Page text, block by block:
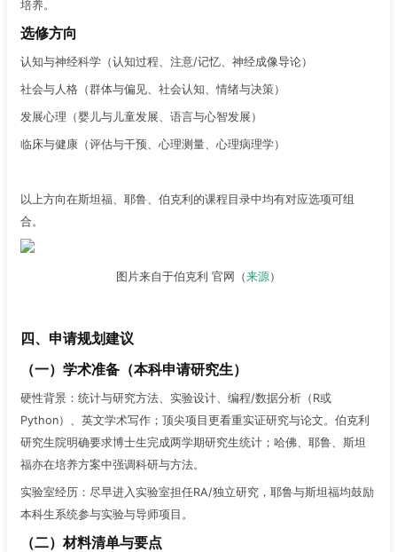
培养。
选修方向
认知与神经科学（认知过程、注意/记忆、神经成像导论）
社会与人格（群体与偏见、社会认知、情绪与决策）
发展心理（婴儿与儿童发展、语言与心智发展）
临床与健康（评估与干预、心理测量、心理病理学）
以上方向在斯坦福、耶鲁、伯克利的课程目录中均有对应选项可组
合。
图片来自于伯克利 官网（来源）
四、申请规划建议
（一）学术准备（本科申请研究生）
硬性背景：统计与研究方法、实验设计、编程/数据分析（R或
Python）、英文学术写作；顶尖项目更看重实证研究与论文。伯克利
研究生院明确要求博士生完成两学期研究生统计；哈佛、耶鲁、斯坦
福亦在培养方案中强调科研与方法。
实验室经历：尽早进入实验室担任RA/独立研究，耶鲁与斯坦福均鼓励
本科生系统参与实验与导师项目。
（二）材料清单与要点